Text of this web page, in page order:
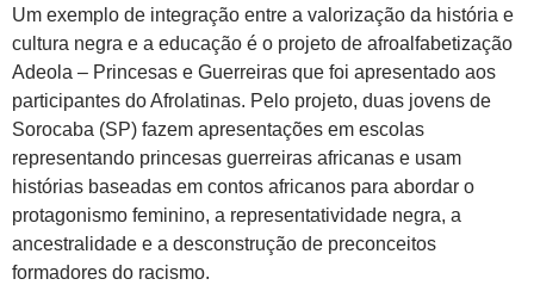
Um exemplo de integração entre a valorização da história e
cultura negra e a educação é o projeto de afroalfabetização
Adeola – Princesas e Guerreiras que foi apresentado aos
participantes do Afrolatinas. Pelo projeto, duas jovens de
Sorocaba (SP) fazem apresentações em escolas
representando princesas guerreiras africanas e usam
histórias baseadas em contos africanos para abordar o
protagonismo feminino, a representatividade negra, a
ancestralidade e a desconstrução de preconceitos
formadores do racismo.